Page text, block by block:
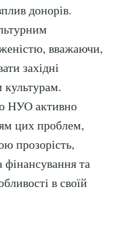
донорів.
вважаючи,
західні
НУО активно
цих проблем,
прозорість,
та
в своїй